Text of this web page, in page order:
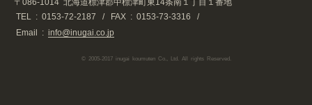
TEL : 0153-72-2187 / FAX : 0153-73-3316
/
Email : info@inugai.co.jp
© 2005-2017 inugai koumuten Co., Ltd. All rights Reserved.